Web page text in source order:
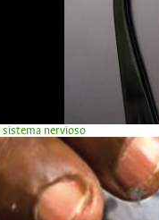
nervioso